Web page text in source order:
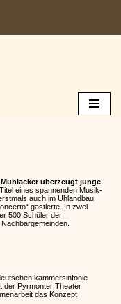
überzeugt junge
eines spannenden Musik-
auch im Uhlandbau
gastierte. In zwei
500 Schüler der
kammersinfonie
der Pyrmonter Theater
das Konzept